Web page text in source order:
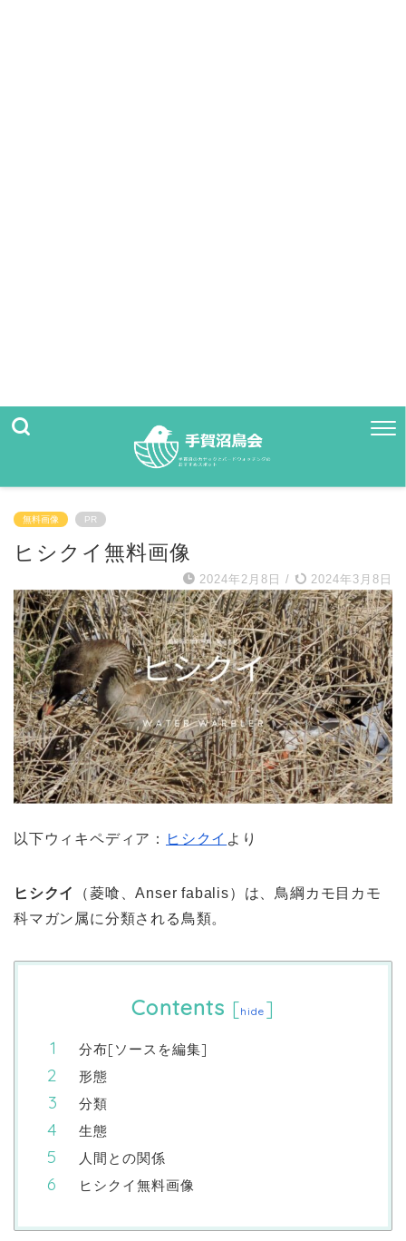
無料画像 PR
ヒシクイ無料画像
2024年2月8日 / 2024年3月8日
以下ウィキペディア： ヒシクイ より
ヒシクイ （菱喰、Anser fabalis）は、鳥綱カモ目カモ
科マガン属に分類される鳥類。
Contents [hide ]
分布[ソースを編集]
形態
分類
生態
人間との関係
ヒシクイ無料画像